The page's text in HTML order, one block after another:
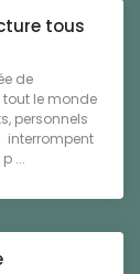
tous
de
tout le monde
personnels
interrompent
...